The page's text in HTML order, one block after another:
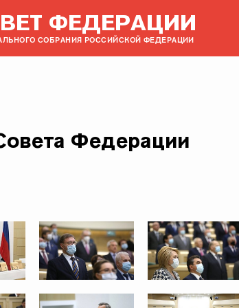
ФЕДЕРАЦИИ
СОБРАНИЯ РОССИЙСКОЙ ФЕДЕРАЦИИ
Федерации